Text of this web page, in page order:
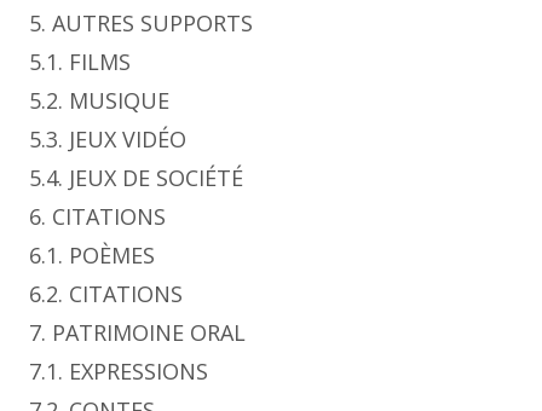
5. AUTRES SUPPORTS
5.1. FILMS
5.2. MUSIQUE
5.3. JEUX VIDÉO
5.4. JEUX DE SOCIÉTÉ
6. CITATIONS
6.1. POÈMES
6.2. CITATIONS
7. PATRIMOINE ORAL
7.1. EXPRESSIONS